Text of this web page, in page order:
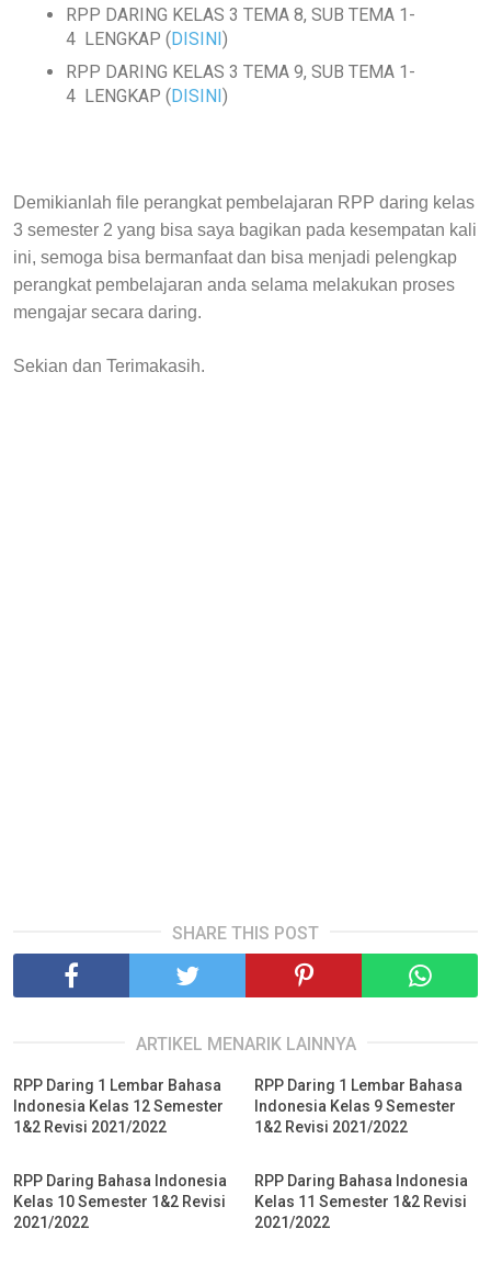
RPP DARING KELAS 3 TEMA 8, SUB TEMA 1-
4 LENGKAP (DISINI)
RPP DARING KELAS 3 TEMA 9, SUB TEMA 1-
4 LENGKAP (DISINI)
Demikianlah file perangkat pembelajaran RPP daring kelas
3 semester 2 yang bisa saya bagikan pada kesempatan kali
ini, semoga bisa bermanfaat dan bisa menjadi pelengkap
perangkat pembelajaran anda selama melakukan proses
mengajar secara daring.
Sekian dan Terimakasih.
SHARE THIS POST
ARTIKEL MENARIK LAINNYA
RPP Daring 1 Lembar Bahasa
Indonesia Kelas 12 Semester
1&2 Revisi 2021/2022
RPP Daring 1 Lembar Bahasa
Indonesia Kelas 9 Semester
1&2 Revisi 2021/2022
RPP Daring Bahasa Indonesia
Kelas 10 Semester 1&2 Revisi
2021/2022
RPP Daring Bahasa Indonesia
Kelas 11 Semester 1&2 Revisi
2021/2022